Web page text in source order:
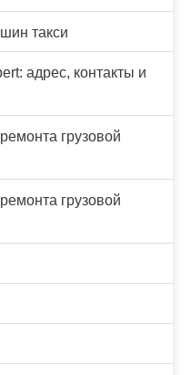
такси
адрес, контакты и
грузовой
грузовой